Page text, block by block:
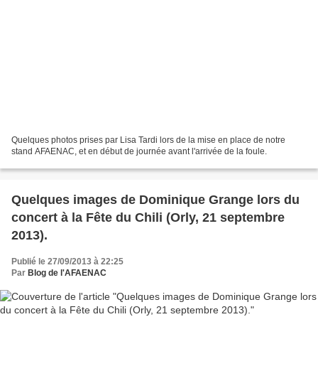
Quelques photos prises par Lisa Tardi lors de la mise en place de notre
stand AFAENAC, et en début de journée avant l'arrivée de la foule.
Quelques images de Dominique Grange lors du
concert à la Fête du Chili (Orly, 21 septembre
2013).
Publié le 27/09/2013 à 22:25
Par Blog de l'AFAENAC